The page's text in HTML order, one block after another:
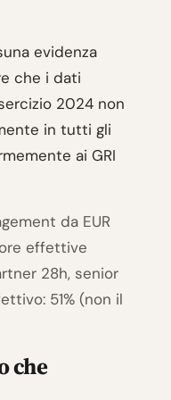
evidenza
che i dati
2024 non
in tutti gli
ai GRI
da EUR
effettive
28h, senior
51% (non il
che